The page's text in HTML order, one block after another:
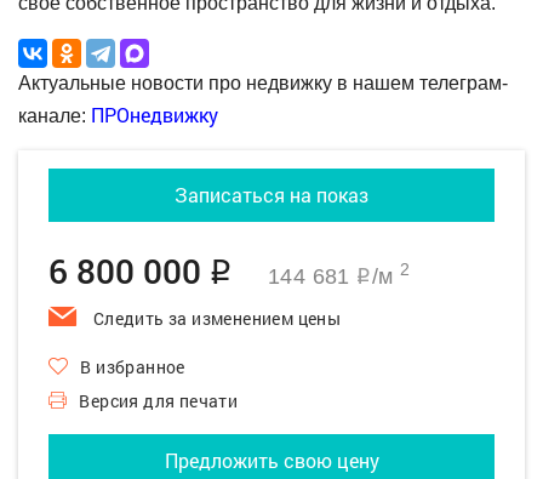
Актуальные новости про недвижку в нашем телеграм-
канале: ПРОнедвижку
Записаться на показ
6 800 000 q 144 681 q/м 2
Следить за изменением цены
В избранное
Версия для печати
Предложить свою цену